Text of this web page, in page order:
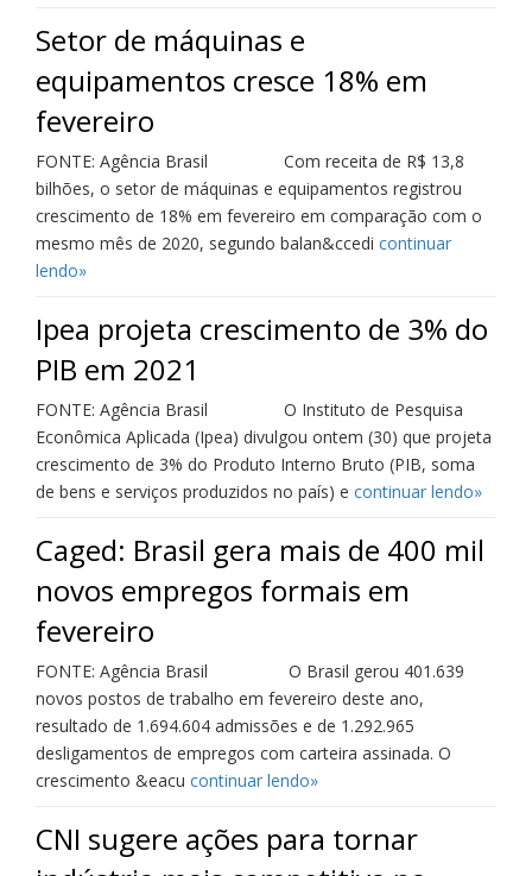
Setor de máquinas e
equipamentos cresce 18% em
fevereiro
FONTE: Agência Brasil Com receita de R$ 13,8
bilhões, o setor de máquinas e equipamentos registrou
crescimento de 18% em fevereiro em comparação com o
mesmo mês de 2020, segundo balan&ccedi continuar
lendo»
Ipea projeta crescimento de 3% do
PIB em 2021
FONTE: Agência Brasil O Instituto de Pesquisa
Econômica Aplicada (Ipea) divulgou ontem (30) que projeta
crescimento de 3% do Produto Interno Bruto (PIB, soma
de bens e serviços produzidos no país) e continuar lendo»
Caged: Brasil gera mais de 400 mil
novos empregos formais em
fevereiro
FONTE: Agência Brasil O Brasil gerou 401.639
novos postos de trabalho em fevereiro deste ano,
resultado de 1.694.604 admissões e de 1.292.965
desligamentos de empregos com carteira assinada. O
crescimento &eacu continuar lendo»
CNI sugere ações para tornar